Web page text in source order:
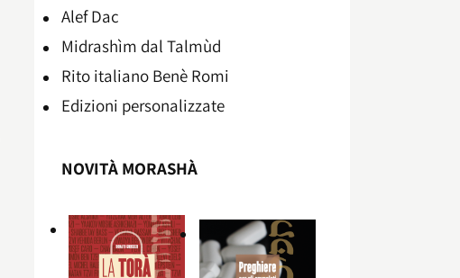
Alef Dac
Midrashìm dal Talmùd
Rito italiano Benè Romi​
Edizioni personalizzate
NOVITÀ MORASHÀ